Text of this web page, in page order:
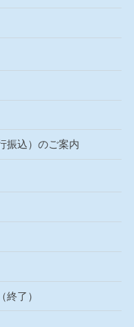
振込）のご案内
了）